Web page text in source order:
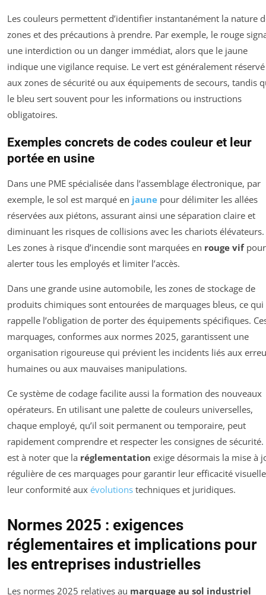
Les couleurs permettent d’identifier instantanément la nature
zones et des précautions à prendre. Par exemple, le rouge
une interdiction ou un danger immédiat, alors que le jaune
indique une vigilance requise. Le vert est généralement réservé
aux zones de sécurité ou aux équipements de secours, tandis
le bleu sert souvent pour les informations ou instructions
obligatoires.
Exemples concrets de codes couleur et leur
portée en usine
Dans une PME spécialisée dans l’assemblage électronique, par
exemple, le sol est marqué en jaune pour délimiter les allées
réservées aux piétons, assurant ainsi une séparation claire et
diminuant les risques de collisions avec les chariots élévateurs.
Les zones à risque d’incendie sont marquées en rouge vifpour
alerter tous les employés et limiter l’accès.
Dans une grande usine automobile, les zones de stockage de
produits chimiques sont entourées de marquages bleus, ce qui
rappelle l’obligation de porter des équipements spécifiques.
marquages, conformes aux normes 2025, garantissent une
organisation rigoureuse qui prévient les incidents liés aux
humaines ou aux mauvaises manipulations.
Ce système de codage facilite aussi la formation des nouveaux
opérateurs. En utilisant une palette de couleurs universelles,
chaque employé, qu’il soit permanent ou temporaire, peut
rapidement comprendre et respecter les consignes de sécurité.
est à noter que la réglementation exige désormais la mise à
régulière de ces marquages pour garantir leur efficacité
leur conformité aux évolutions techniques et juridiques.
Normes 2025 : exigences
réglementaires et implications pour
les entreprises industrielles
Les normes 2025 relatives au marquage au sol industriel